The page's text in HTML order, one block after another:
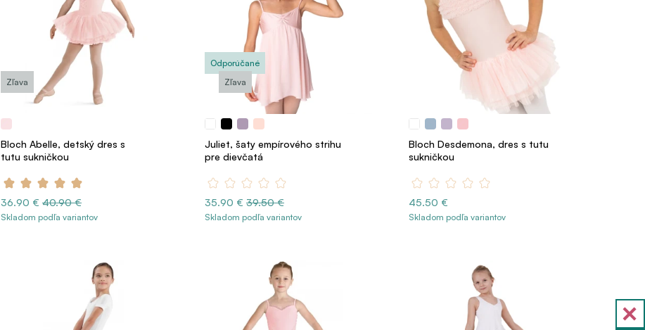
Zľava
Bloch Abelle, detský dres s
tutu sukničkou
36.90 € 40.90 €
Skladom podľa variantov
Odporúčané
Zľava
Juliet, šaty empírového strihu
pre dievčatá
35.90 € 39.50 €
Skladom podľa variantov
Bloch Desdemona, dres s tutu
sukničkou
45.50 €
Skladom podľa variantov